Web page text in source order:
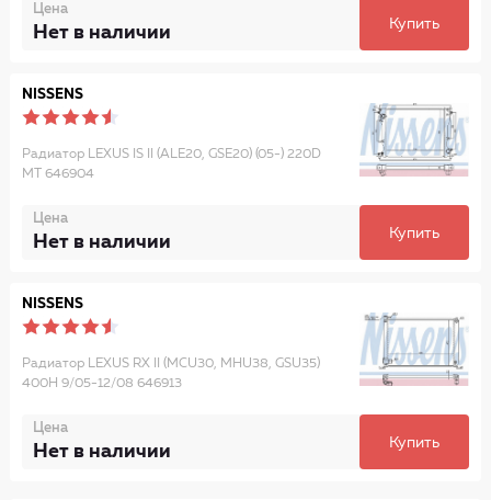
Цена
Нет в наличии Купить
NISSENS
Радиатор LEXUS IS II (ALE20, GSE20) (05-) 220D
MT 646904
Цена
Нет в наличии Купить
NISSENS
Радиатор LEXUS RX II (MCU30, MHU38, GSU35)
400H 9/05-12/08 646913
Цена
Нет в наличии Купить